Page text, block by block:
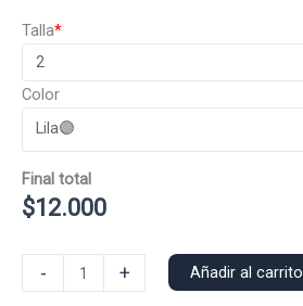
*
Talla
Color
Final total
$12.000
-
Manga
+ Añadir al carrito